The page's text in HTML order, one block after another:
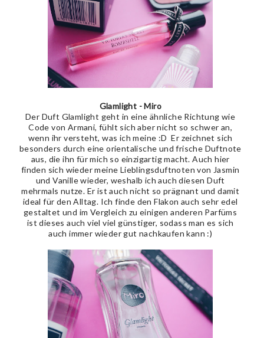
Glamlight - Miro
Der Duft Glamlight geht in eine ähnliche Richtung wie
Code von Armani, fühlt sich aber nicht so schwer an,
wenn ihr versteht, was ich meine :D Er zeichnet sich
besonders durch eine orientalische und frische Duftnote
aus, die ihn für mich so einzigartig macht. Auch hier
finden sich wieder meine Lieblingsduftnoten von Jasmin
und Vanille wieder, weshalb ich auch diesen Duft
mehrmals nutze. Er ist auch nicht so prägnant und damit
ideal für den Alltag. Ich finde den Flakon auch sehr edel
gestaltet und im Vergleich zu einigen anderen Parfüms
ist dieses auch viel viel günstiger, sodass man es sich
auch immer wieder gut nachkaufen kann :)